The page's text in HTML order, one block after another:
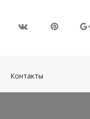
Контакты